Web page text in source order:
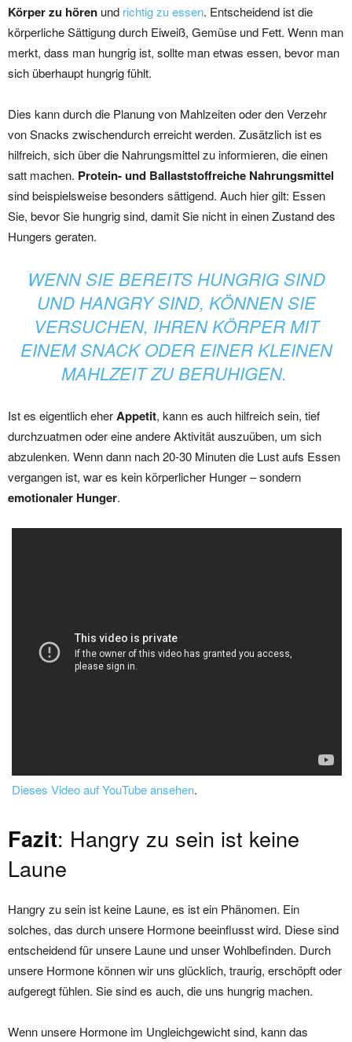
Körper zu hören und richtig zu essen. Entscheidend ist die
körperliche Sättigung durch Eiweiß, Gemüse und Fett. Wenn man
merkt, dass man hungrig ist, sollte man etwas essen, bevor man
sich überhaupt hungrig fühlt.
Dies kann durch die Planung von Mahlzeiten oder den Verzehr
von Snacks zwischendurch erreicht werden. Zusätzlich ist es
hilfreich, sich über die Nahrungsmittel zu informieren, die einen
satt machen. Protein- und Ballaststoffreiche Nahrungsmittel
sind beispielsweise besonders sättigend. Auch hier gilt: Essen
Sie, bevor Sie hungrig sind, damit Sie nicht in einen Zustand des
Hungers geraten.
WENN SIE BEREITS HUNGRIG SIND
UND HANGRY SIND, KÖNNEN SIE
VERSUCHEN, IHREN KÖRPER MIT
EINEM SNACK ODER EINER KLEINEN
MAHLZEIT ZU BERUHIGEN.
Ist es eigentlich eherAppetit, kann es auch hilfreich sein, tief
durchzuatmen oder eine andere Aktivität auszuüben, um sich
abzulenken. Wenn dann nach 20-30 Minuten die Lust aufs Essen
vergangen ist, war es kein körperlicher Hunger – sondern
emotionaler Hunger.
Dieses Video auf YouTube ansehen.
Fazit: Hangry zu sein ist keine
Laune
Hangry zu sein ist keine Laune, es ist ein Phänomen. Ein
solches, das durch unsere Hormone beeinflusst wird. Diese sind
entscheidend für unsere Laune und unser Wohlbefinden. Durch
unsere Hormone können wir uns glücklich, traurig, erschöpft oder
aufgeregt fühlen. Sie sind es auch, die uns hungrig machen.
Wenn unsere Hormone im Ungleichgewicht sind, kann das